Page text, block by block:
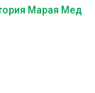
Марая Мед